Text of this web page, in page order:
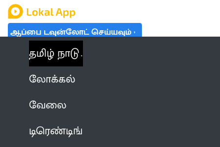
ஆப்பை டவுன்லோட் செய்யவும்
தமிழ் நாடு
லோக்கல்
வேலை
டிரெண்டிங்